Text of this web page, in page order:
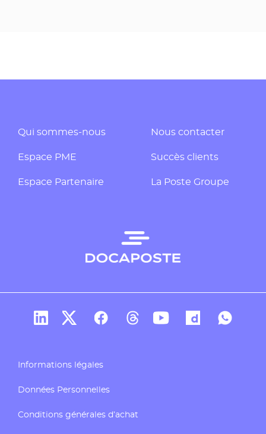
Qui sommes-nous
Espace PME
Espace Partenaire
Nous contacter
Succès clients
La Poste Groupe
Compte Linkedin de Docaposte
Compte X de Docaposte
Compte Facebook de Docaposte
Compte Threads de
Compte Youtube de
CompteCompte
Informations légales
Données Personnelles
Conditions générales d’achat